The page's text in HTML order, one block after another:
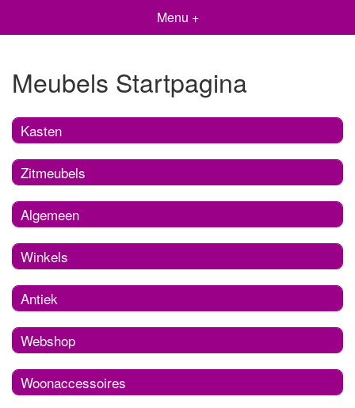
Menu +
Meubels Startpagina
Kasten
Zitmeubels
Algemeen
Winkels
Antiek
Webshop
Woonaccessoires